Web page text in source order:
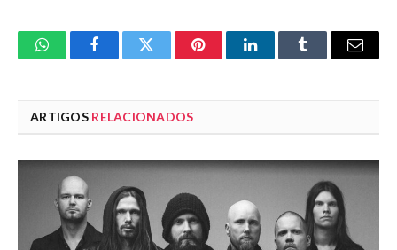
WhatsAppFacebookTwitter PinterestLinkedInTumblr Email
ARTIGOS RELACIONADOS